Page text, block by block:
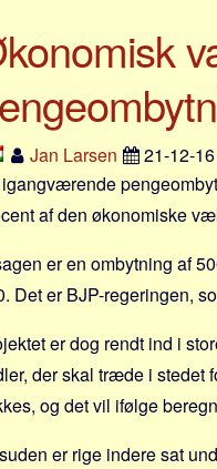
Jan Larsen 21-12-16
af den økonomiske
er en ombytning af
Det er BJP-regeringen,
er dog rendt ind i
der skal træde i stedet
og det vil ifølge
er rige indere sat